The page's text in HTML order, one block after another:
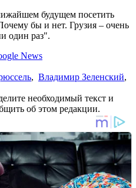
будущем посетить
бы и нет. Грузия – очень
один раз".
News
, Владимир Зеленский,
необходимый текст и
об этом редакции.